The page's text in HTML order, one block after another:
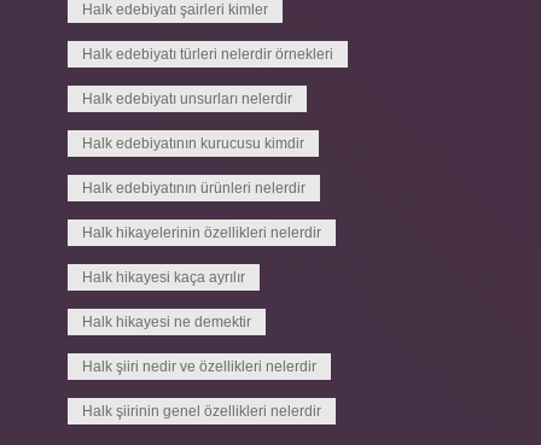
Halk edebiyatı şairleri kimler
Halk edebiyatı türleri nelerdir örnekleri
Halk edebiyatı unsurları nelerdir
Halk edebiyatının kurucusu kimdir
Halk edebiyatının ürünleri nelerdir
Halk hikayelerinin özellikleri nelerdir
Halk hikayesi kaça ayrılır
Halk hikayesi ne demektir
Halk şiiri nedir ve özellikleri nelerdir
Halk şiirinin genel özellikleri nelerdir